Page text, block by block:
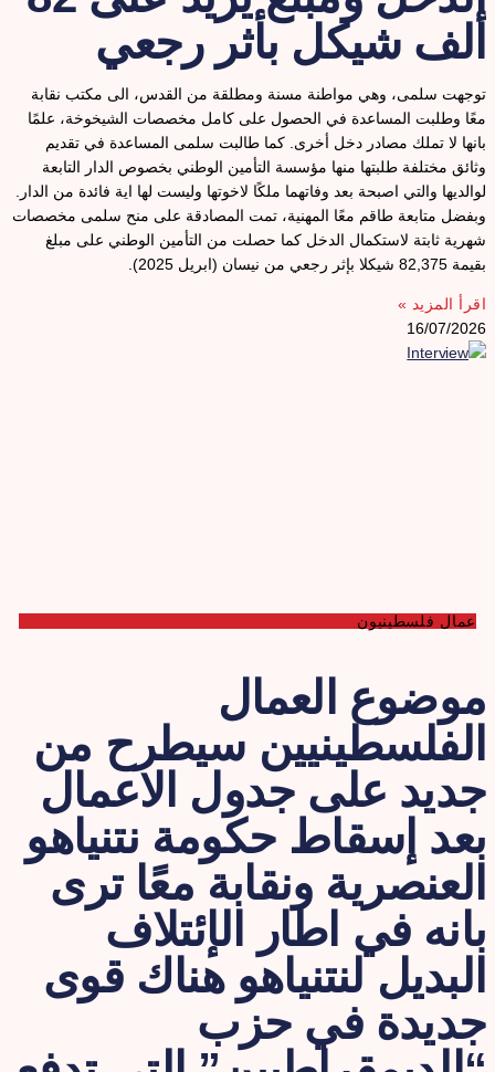
ألف شيكل بأثر رجعي
توجهت سلمى، وهي مواطنة مسنة ومطلقة من القدس، الى مكتب نقابة
معًا وطلبت المساعدة في الحصول على كامل مخصصات الشيخوخة، علمًا
بانها لا تملك مصادر دخل أخرى. كما طالبت سلمى المساعدة في تقديم
وثائق مختلفة طلبتها منها مؤسسة التأمين الوطني بخصوص الدار التابعة
لوالديها والتي اصبحة بعد وفاتهما ملكًا لاخوتها وليست لها اية فائدة من الدار.
وبفضل متابعة طاقم معًا المهنية، تمت المصادقة على منح سلمى مخصصات
شهرية ثابتة لاستكمال الدخل كما حصلت من التأمين الوطني على مبلغ
بقيمة 82,375 شيكلا بإثر رجعي من نيسان (ابريل 2025).
اقرأ المزيد »
16/07/2026
عمال فلسطينيون
موضوع العمال
الفلسطينيين سيطرح من
جديد على جدول الاعمال
بعد إسقاط حكومة نتنياهو
العنصرية ونقابة معًا ترى
بانه في اطار الإئتلاف
البديل لنتنياهو هناك قوى
جديدة في حزب